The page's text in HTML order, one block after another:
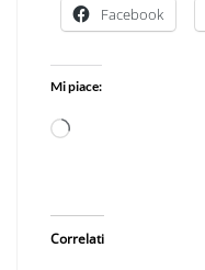
Facebook
Mi piace:
Caricamento
Correlati